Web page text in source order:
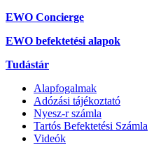
EWO Concierge
EWO befektetési alapok
Tudástár
Alapfogalmak
Adózási tájékoztató
Nyesz-r számla
Tartós Befektetési Számla
Videók